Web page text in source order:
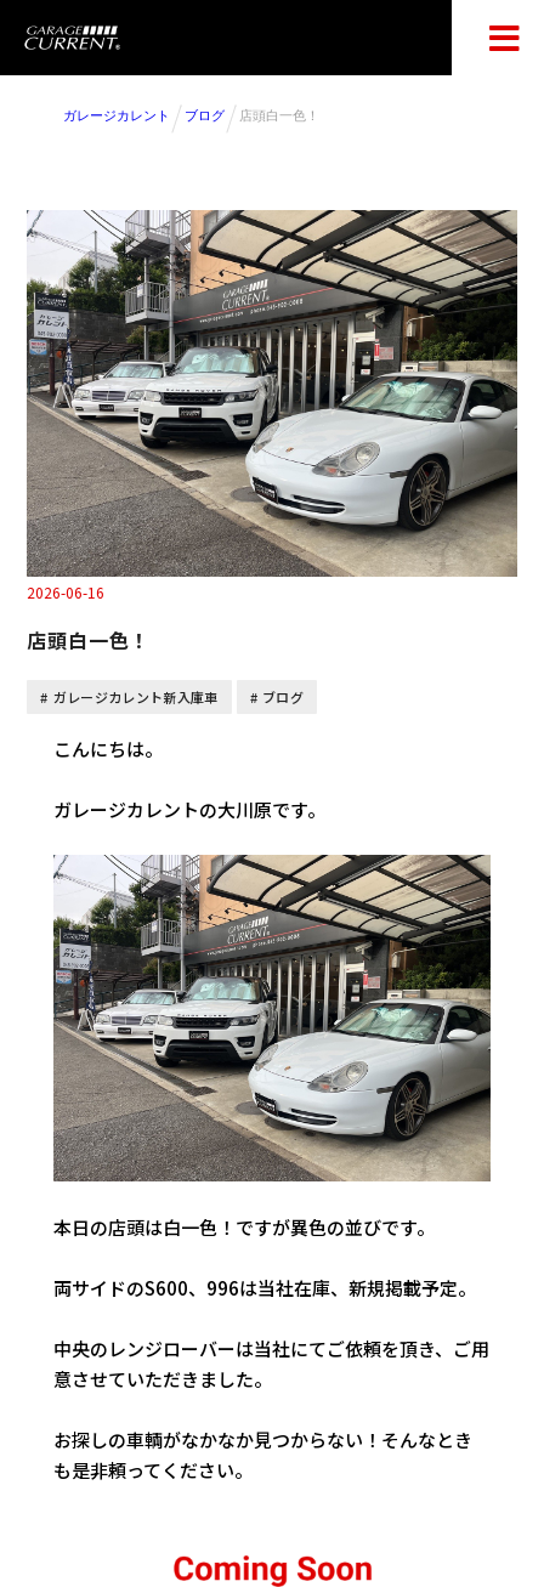
ガレージカレント ブログ 店頭白一色！
2026-06-16
店頭白一色！
ガレージカレント新入庫車 ブログ
こんにちは。
ガレージカレントの大川原です。
本日の店頭は白一色！ですが異色の並びです。
両サイドのS600、996は当社在庫、新規掲載予定。
中央のレンジローバーは当社にてご依頼を頂き、ご用
意させていただきました。
お探しの車輌がなかなか見つからない！そんなとき
も是非頼ってください。